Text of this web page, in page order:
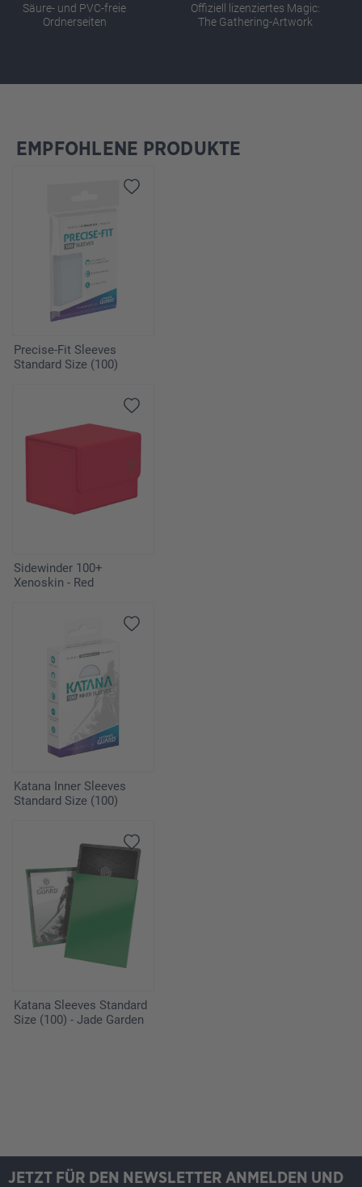
Säure- und PVC-freie
Ordnerseiten
Offiziell lizenziertes Magic:
The Gathering-Artwork
Produktgalerie überspringen
EMPFOHLENE PRODUKTE
Precise-Fit Sleeves
Standard Size (100)
Sidewinder 100+
Xenoskin - Red
Katana Inner Sleeves
Standard Size (100)
Katana Sleeves Standard
Size (100) - Jade Garden
JETZT FÜR DEN NEWSLETTER ANMELDEN UND